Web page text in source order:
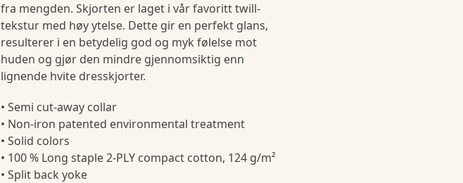
fra mengden. Skjorten er laget i vår favoritt twill-
tekstur med høy ytelse. Dette gir en perfekt glans,
resulterer i en betydelig god og myk følelse mot
huden og gjør den mindre gjennomsiktig enn
lignende hvite dresskjorter.
• Semi cut-away collar
• Non-iron patented environmental treatment
• Solid colors
• 100 % Long staple 2-PLY compact cotton, 124 g/m²
• Split back yoke